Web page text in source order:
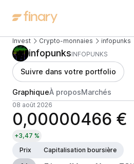
Invest Crypto-monnaies infopunks
infopunksINFOPUNKS
Suivre dans votre portfolio
GraphiqueÀ proposMarchés
08 août 2026
0,00000466 €
+3,47 %
Prix
Capitalisation boursière